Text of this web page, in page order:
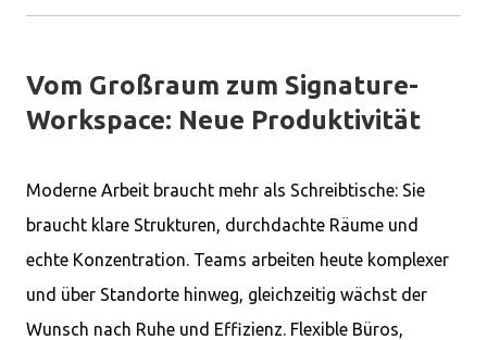
Vom Großraum zum Signature-
Workspace: Neue Produktivität
Moderne Arbeit braucht mehr als Schreibtische: Sie
braucht klare Strukturen, durchdachte Räume und
echte Konzentration. Teams arbeiten heute komplexer
und über Standorte hinweg, gleichzeitig wächst der
Wunsch nach Ruhe und Effizienz. Flexible Büros,